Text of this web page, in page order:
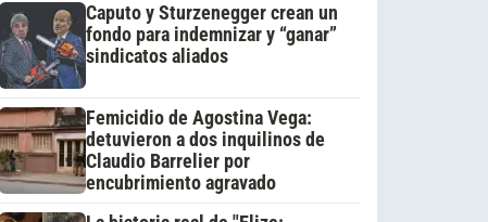
Caputo y Sturzenegger crean un
fondo para indemnizar y “ganar”
sindicatos aliados
Femicidio de Agostina Vega:
detuvieron a dos inquilinos de
Claudio Barrelier por
encubrimiento agravado